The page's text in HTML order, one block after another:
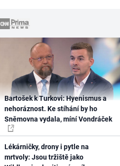
Bartošek k Turkovi: Hyenismus a
nehoráznost. Ke stíhání by ho
Sněmovna vydala, míní Vondráček
Lékárničky, drony i pytle na
mrtvoly: Jsou tržiště jako